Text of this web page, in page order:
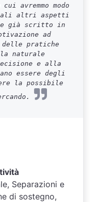
avremmo modo
altri aspetti
già scritto in
ad
pratiche
naturale
e alla
essere degli
la possibile
Separazioni e
di sostegno,